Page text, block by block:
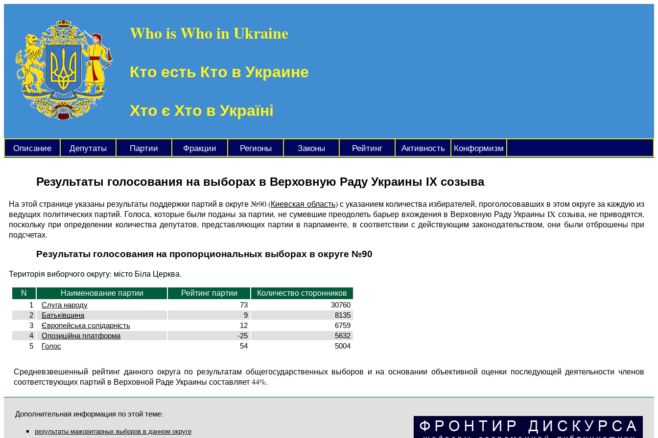
Who is Who in Ukraine
Кто есть Кто в Украине
Хто є Хто в Україні
Описание Депутаты Партии Фракции Регионы Законы Рейтинг Активность Конформизм
Результаты голосования на выборах в Верховную Раду Украины IX созыва
На этой странице указаны результаты поддержки партий в округе №90 (Киевская область) с указанием количества избирателей, проголосовавших в этом округе за каждую из
ведущих политических партий. Голоса, которые были поданы за партии, не сумевшие преодолеть барьер вхождения в Верховную Раду Украины IX созыва, не приводятся,
поскольку при определении количества депутатов, представляющих партии в парламенте, в соответствии с действующим законодательством, они были отброшены при
подсчетах.
Результаты голосования на пропорциональных выборах в округе №90
Територія виборчого округу: місто Біла Церква.
N Наименование партии Рейтинг партии
Количество сторонников
1
Слуга народу 73
30760
2
Батьківщина 9
8135
3
Європейська солідарність 12
6759
4
Опозиційна платформа -25
5632
5
Голос 54 5004
Средневзвешенный рейтинг данного округа по результатам общегосударственных выборов и на основании объективной оценки последующей деятельности членов
соответствующих партий в Верховной Раде Украины составляет 44%.
Дополнительная информация по этой теме:
результаты мажоритарных выборов в данном округе